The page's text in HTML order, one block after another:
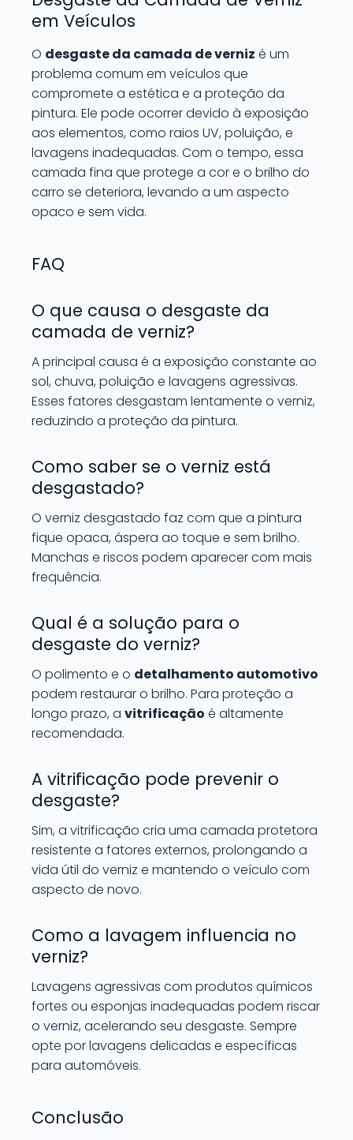
em Veículos
O desgaste da camada de verniz é um
problema comum em veículos que
compromete a estética e a proteção da
pintura. Ele pode ocorrer devido à exposição
aos elementos, como raios UV, poluição, e
lavagens inadequadas. Com o tempo, essa
camada fina que protege a cor e o brilho do
carro se deteriora, levando a um aspecto
opaco e sem vida.
FAQ
O que causa o desgaste da
camada de verniz?
A principal causa é a exposição constante ao
sol, chuva, poluição e lavagens agressivas.
Esses fatores desgastam lentamente o verniz,
reduzindo a proteção da pintura.
Como saber se o verniz está
desgastado?
O verniz desgastado faz com que a pintura
fique opaca, áspera ao toque e sem brilho.
Manchas e riscos podem aparecer com mais
frequência.
Qual é a solução para o
desgaste do verniz?
O polimento e o detalhamento automotivo
podem restaurar o brilho. Para proteção a
longo prazo, a vitrificação é altamente
recomendada.
A vitrificação pode prevenir o
desgaste?
Sim, a vitrificação cria uma camada protetora
resistente a fatores externos, prolongando a
vida útil do verniz e mantendo o veículo com
aspecto de novo.
Como a lavagem influencia no
verniz?
Lavagens agressivas com produtos químicos
fortes ou esponjas inadequadas podem riscar
o verniz, acelerando seu desgaste. Sempre
opte por lavagens delicadas e específicas
para automóveis.
Conclusão